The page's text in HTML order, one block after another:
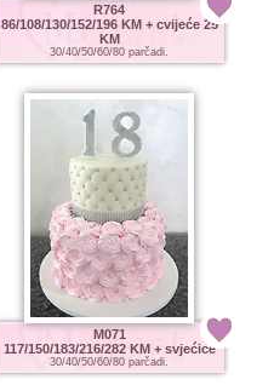
R764
86/108/130/152/196 KM+ cvijeće 25
KM
30/40/50/60/80 parčadi.
M071
117/150/183/216/282 KM+ svjećice
30/40/50/60/80 parčadi.